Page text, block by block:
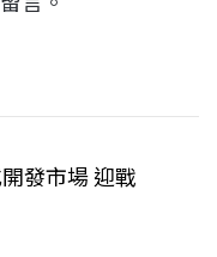
發市場 迎戰